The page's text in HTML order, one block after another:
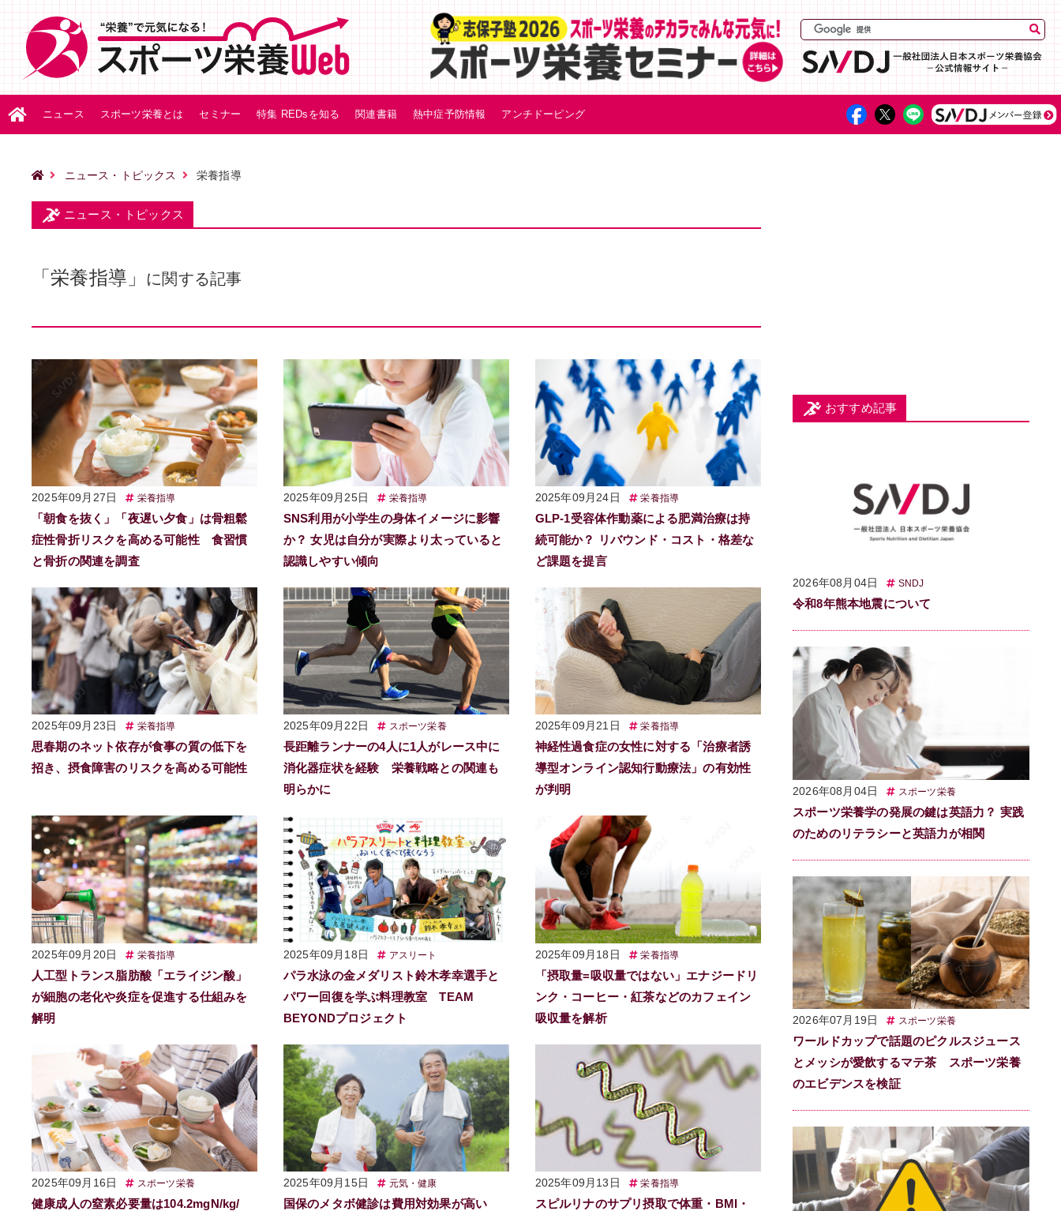
ニュース スポーツ栄養とは セミナー 特集 REDsを知る 関連書籍 熱中症予防情報 アンチドーピング
ニュース・トピックス 栄養指導
ニュース・トピックス
「栄養指導」 に関する記事
2025年09月27日 栄養指導
「朝食を抜く」「夜遅い夕食」は骨粗鬆
症性骨折リスクを高める可能性 食習慣
と骨折の関連を調査
2025年09月25日 栄養指導
SNS利用が小学生の身体イメージに影響
か？ 女児は自分が実際より太っていると
認識しやすい傾向
2025年09月24日 栄養指導
GLP-1受容体作動薬による肥満治療は持
続可能か？ リバウンド・コスト・格差な
ど課題を提言
2025年09月23日 栄養指導
思春期のネット依存が食事の質の低下を
招き、摂食障害のリスクを高める可能性
2025年09月22日 スポーツ栄養
長距離ランナーの4人に1人がレース中に
消化器症状を経験 栄養戦略との関連も
明らかに
2025年09月21日 栄養指導
神経性過食症の女性に対する「治療者誘
導型オンライン認知行動療法」の有効性
が判明
2025年09月20日 栄養指導
人工型トランス脂肪酸「エライジン酸」
が細胞の老化や炎症を促進する仕組みを
解明
2025年09月18日 アスリート
パラ水泳の金メダリスト鈴木孝幸選手と
パワー回復を学ぶ料理教室 TEAM
BEYONDプロジェクト
2025年09月18日 栄養指導
「摂取量=吸収量ではない」エナジードリ
ンク・コーヒー・紅茶などのカフェイン
吸収量を解析
2025年09月16日 スポーツ栄養
健康成人の窒素必要量は104.2mgN/kg/
2025年09月15日 元気・健康
国保のメタボ健診は費用対効果が高い
2025年09月13日 栄養指導
スピルリナのサプリ摂取で体重・BMI・
おすすめ記事
2026年08月04日 SNDJ
令和8年熊本地震について
2026年08月04日 スポーツ栄養
スポーツ栄養学の発展の鍵は英語力？ 実践
のためのリテラシーと英語力が相関
2026年07月19日 スポーツ栄養
ワールドカップで話題のピクルスジュース
とメッシが愛飲するマテ茶 スポーツ栄養
のエビデンスを検証